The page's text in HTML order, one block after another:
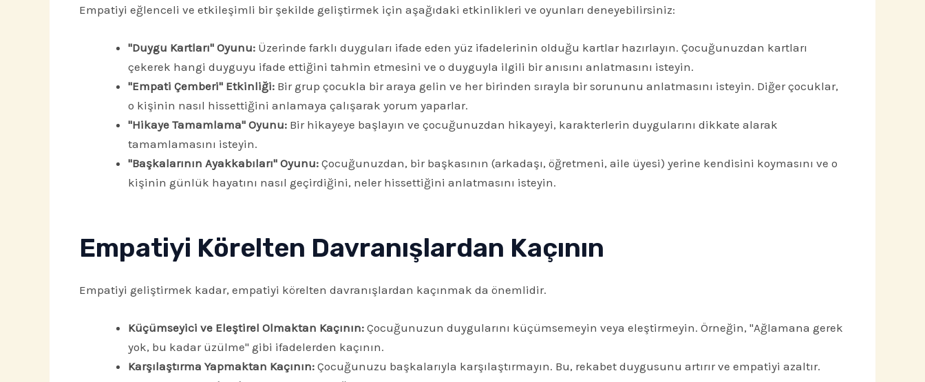
Empatiyi eğlenceli ve etkileşimli bir şekilde geliştirmek için aşağıdaki etkinlikleri ve oyunları deneyebilirsiniz:
"Duygu Kartları" Oyunu:Üzerinde farklı duyguları ifade eden yüz ifadelerinin olduğu kartlar hazırlayın. Çocuğunuzdan kartları
çekerek hangi duyguyu ifade ettiğini tahmin etmesini ve o duyguyla ilgili bir anısını anlatmasını isteyin.
"Empati Çemberi" Etkinliği:Bir grup çocukla bir araya gelin ve her birinden sırayla bir sorununu anlatmasını isteyin. Diğer çocuklar,
o kişinin nasıl hissettiğini anlamaya çalışarak yorum yaparlar.
"Hikaye Tamamlama" Oyunu:Bir hikayeye başlayın ve çocuğunuzdan hikayeyi, karakterlerin duygularını dikkate alarak
tamamlamasını isteyin.
"Başkalarının Ayakkabıları" Oyunu:Çocuğunuzdan, bir başkasının (arkadaşı, öğretmeni, aile üyesi) yerine kendisini koymasını ve o
kişinin günlük hayatını nasıl geçirdiğini, neler hissettiğini anlatmasını isteyin.
Empatiyi Körelten Davranışlardan Kaçının
Empatiyi geliştirmek kadar, empatiyi körelten davranışlardan kaçınmak da önemlidir.
Küçümseyici ve Eleştirel Olmaktan Kaçının:Çocuğunuzun duygularını küçümsemeyin veya eleştirmeyin. Örneğin, "Ağlamana gerek
yok, bu kadar üzülme" gibi ifadelerden kaçının.
Karşılaştırma Yapmaktan Kaçının:Çocuğunuzu başkalarıyla karşılaştırmayın. Bu, rekabet duygusunu artırır ve empatiyi azaltır.